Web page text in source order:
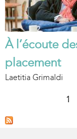
À l’écoute
placement
Laetitia Grimaldi
P
1